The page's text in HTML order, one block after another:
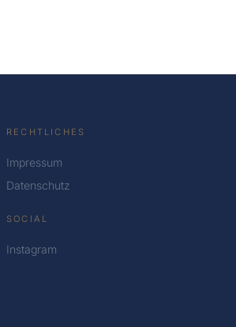
RECHTLICHES
Impressum
Datenschutz
SOCIAL
Instagram